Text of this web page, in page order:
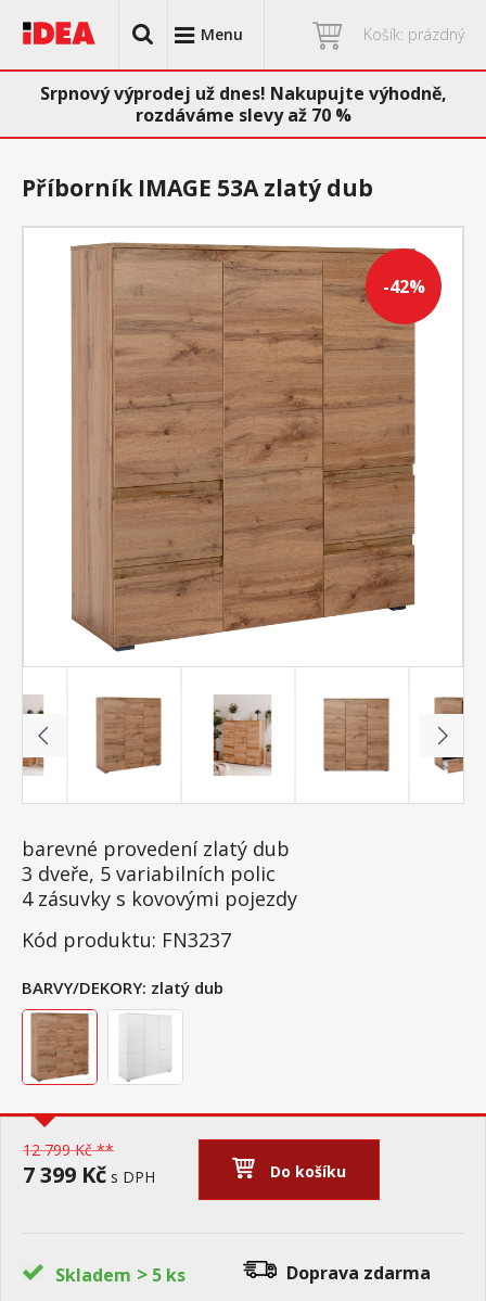
Menu Košík: prázdný
Srpnový výprodej už dnes! Nakupujte výhodně,
rozdáváme slevy až 70 %
-42%
Příborník IMAGE 53A zlatý dub
barevné provedení zlatý dub
3 dveře, 5 variabilních polic
4 zásuvky s kovovými pojezdy
Kód produktu: FN3237
BARVY/DEKORY: zlatý dub
12 799 Kč **
7 399 Kč s DPH Do košíku
Skladem > 5 ks Doprava zdarma